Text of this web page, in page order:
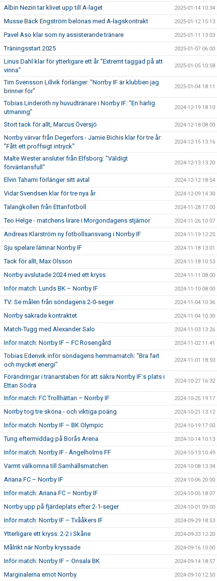
Albin Neziri tar klivet upp till A-laget 2025-01-14 10:34
Musse Bäck Engström belönas med A-lagskontrakt 2025-01-12 15:13
Pavel Aso klar som ny assisterande tränare 2025-01-11 13:03
Träningsstart 2025 2025-01-07 06:00
Linus Dahl klar för ytterligare ett år "Extremt taggad på att
vinna"
2025-01-05 10:58
Tim Svensson Lillvik förlänger: "Norrby IF är klubben jag
brinner för"
2025-01-04 18:11
Tobias Linderoth ny huvudtränare i Norrby IF: "En härlig
utmaning"
2024-12-19 18:10
Stort tack för allt, Marcus Översjö 2024-12-18 08:00
Norrby värvar från Degerfors - Jamie Bichis klar för tre år:
"Fått ett proffsigt intryck"
2024-12-15 13:16
Malte Wester ansluter från Elfsborg: "Väldigt
förväntansfull"
2024-12-13 13:20
Elvin Tahami förlänger sitt avtal 2024-12-12 18:54
Vidar Svendsen klar för tre nya år 2024-12-09 14:30
Talangkollen från Ettanfotboll 2024-11-28 17:00
Teo Helge - matchens lirare i Morgondagens stjärnor 2024-11-26 10:07
Andreas Klarström ny fotbollsansvarig i Norrby IF 2024-11-19 12:25
Sju spelare lämnar Norrby IF 2024-11-18 13:01
Tack för allt, Max Olsson 2024-11-18 10:53
Norrby avslutade 2024 med ett kryss 2024-11-11 08:00
Inför match: Lunds BK – Norrby IF 2024-11-10 08:00
TV: Se målen från söndagens 2-0-seger 2024-11-04 10:36
Norrby säkrade kontraktet 2024-11-04 10:30
Match-Tugg med Alexander Salo 2024-11-03 13:26
Inför match: Norrby IF – FC Rosengård 2024-11-02 11:41
Tobias Edenvik inför söndagens hemmamatch: "Bra fart
och mycket energi"
2024-11-01 18:50
Förändringar i tränarstaben för att säkra Norrby IF:s plats i
Ettan Södra
2024-10-27 16:32
Inför match: FC Trollhättan – Norrby IF 2024-10-25 19:17
Norrby tog tre sköna - och viktiga poäng 2024-10-21 13:12
Inför match: Norrby IF – BK Olympic 2024-10-19 17:00
Tung eftermiddag på Borås Arena 2024-10-14 10:13
Inför match: Norrby IF - Ängelholms FF 2024-10-13 10:49
Varmt välkomna till Samhällsmatchen 2024-10-08 13:34
Ariana FC – Norrby IF 2024-10-06 20:00
Inför match: Ariana FC – Norrby IF 2024-10-05 18:07
Norrby upp på fjärdeplats efter 2-1-seger 2024-10-01 09:00
Inför match: Norrby IF – Tvååkers IF 2024-09-29 18:53
Ytterligare ett kryss: 2-2 i Skåne 2024-09-23 12:20
Målrikt när Norrby kryssade 2024-09-16 10:00
Inför match: Norrby IF – Onsala BK 2024-09-14 18:57
Marginalerna emot Norrby 2024-09-10 12:50